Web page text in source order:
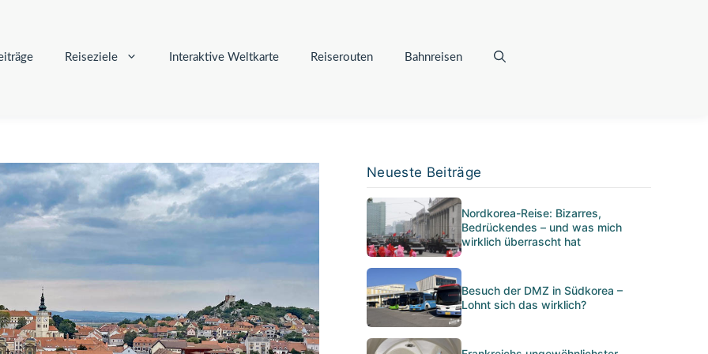
Reiseziele Interaktive Weltkarte Reiserouten Bahnreisen
Neueste Beiträge
Nordkorea-Reise: Bizarres,
Bedrückendes – und was mich
wirklich überrascht hat
Besuch der DMZ in Südkorea –
Lohnt sich das wirklich?